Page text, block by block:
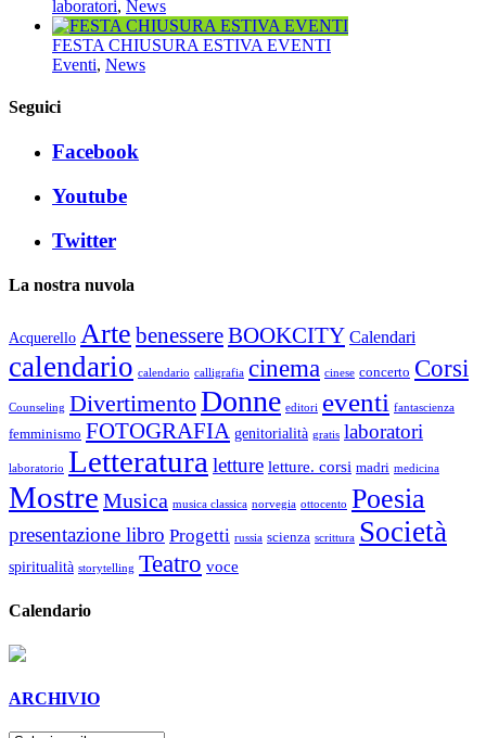
laboratori, News
FESTA CHIUSURA ESTIVA EVENTI
Eventi, News
Seguici
Facebook
Youtube
Twitter
La nostra nuvola
Acquerello Arte benessereBOOKCITY Calendari
calendario calendario calligrafia cinema cinese concerto Corsi
Counseling DivertimentoDonne editori eventi fantascienza
femminismo FOTOGRAFIA genitorialità gratis laboratori
laboratorio Letteratura letture letture. corsi madri medicina
Mostre Musica musica classica norvegia ottocento Poesia
presentazione libro Progetti russia scienza scrittura Società
spiritualità storytelling Teatro voce
Calendario
ARCHIVIO